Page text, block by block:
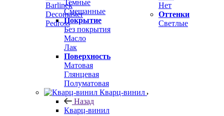
Barlinek
Decomaster
Pedross
Нет
Оттенки
Светлые
Темные
Смешанные
Покрытие
Без покрытия
Масло
Лак
Поверхность
Матовая
Глянцевая
Полуматовая
Кварц-винил
Назад
Кварц-винил